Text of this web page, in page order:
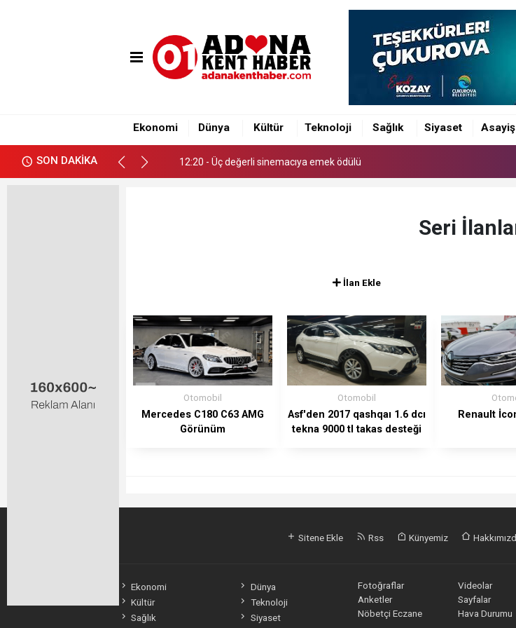
Ekonomi Dünya Kültür Teknoloji Sağlık Siyaset Asayiş
SON DAKİKA
12:20 - Üç değerli sinemacıya emek ödülü
12:20 - Üç değerli sinemacıya emek ödülü
12:20 - Üç değerli sinemacıya emek ödülü
Seri
İlan Ekle
Otomobil
Mercedes C180 C63 AMG
Görünüm
Otomobil
Asf'den 2017 qashqaı 1.6 dcı
tekna 9000 tl takas desteği
Renault
Sitene Ekle Rss Künyemiz
Ekonomi
Dünya
Kültür
Teknoloji
Sağlık
Siyaset
Fotoğraflar Videolar
Anketler
Sayfalar
Nöbetçi Eczane
Hava Durumu